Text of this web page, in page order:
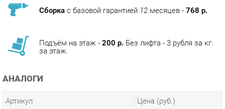
АНАЛОГИ
Артикул
u-0078200 25 590.00 р.
ТЭГИ